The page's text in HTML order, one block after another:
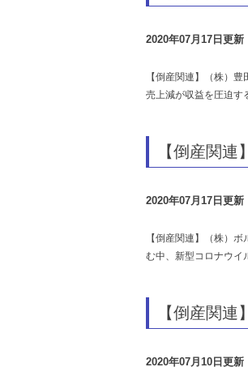
2020年07月17日更新
【倒産関連】（株）
売上減が収益を圧迫す
【倒産関連
2020年07月17日更新
【倒産関連】（株）
む中、新型コロナウイ
【倒産関
2020年07月10日更新